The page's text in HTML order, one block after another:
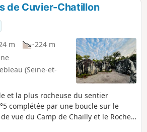
de Cuvier-Chatillon
m
-224 m
(Seine-et-
et la plus rocheuse du sentier
complétée par une boucle sur le
vue du Camp de Chailly et le Rocher